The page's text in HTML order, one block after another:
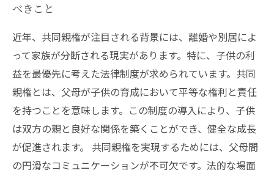
べきこと
近年、共同親権が注目される背景には、離婚や別居によ
って家族が分断される現実があります。特に、子供の利
益を最優先に考えた法律制度が求められています。共同
親権とは、父母が子供の育成において平等な権利と責任
を持つことを意味します。この制度の導入により、子供
は双方の親と良好な関係を築くことができ、健全な成長
が促進されます。 共同親権を実現するためには、父母間
の円滑なコミュニケーションが不可欠です。法的な場面